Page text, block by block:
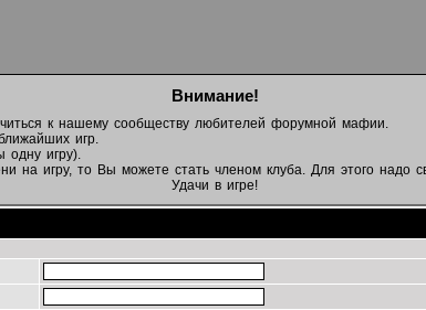
Внимание!
к нашему сообществу любителей форумной мафии.
игр.
одну игру).
игру, то Вы можете стать членом клуба. Для этого надо
Удачи в игре!